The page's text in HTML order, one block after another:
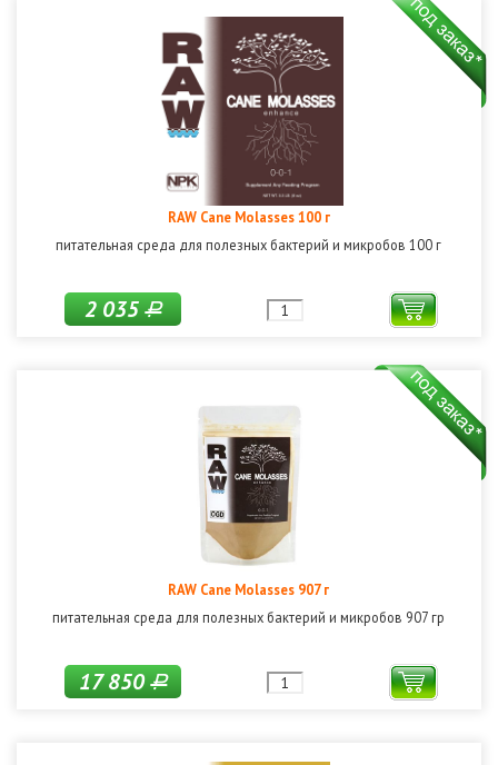
RAW Cane Molasses 100 г
питательная среда для полезных бактерий и микробов 100 г
2 035Р
RAW Cane Molasses 907 г
питательная среда для полезных бактерий и микробов 907 гр
17 850Р